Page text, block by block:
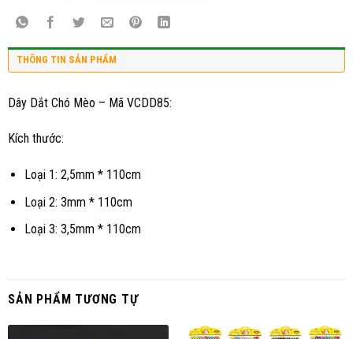
THÔNG TIN SẢN PHẨM
Dây Dắt Chó Mèo – Mã VCDD85:
Kích thước:
Loại 1: 2,5mm * 110cm
Loại 2: 3mm * 110cm
Loại 3: 3,5mm * 110cm
SẢN PHẨM TƯƠNG TỰ